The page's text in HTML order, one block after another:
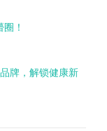
！
牌，解锁健康新